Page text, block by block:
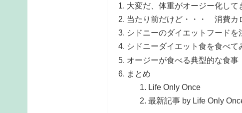
大変だ、体重がオージー化して
当たり前だけど・・・ 消費カ
シドニーのダイエットフードを
シドニーダイエット食を食べ
オージーが食べる典型的な食事
まとめ
Life Only Once
最新記事 by Life Only